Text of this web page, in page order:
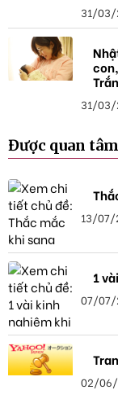
31/03/
31/03/
Được quan tâm
13/07/
1
07/07/
02/